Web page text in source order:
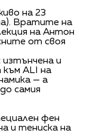
на 23
Вратите на
на Антон
от своя
и
към ALI на
— а
самия
фен
и тениска на